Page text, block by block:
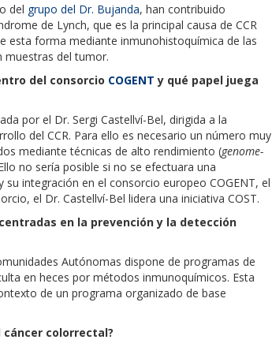
del grupo del Dr. Bujanda, han contribuido
de Lynch, que es la principal causa de CCR
esta forma mediante inmunohistoquímica de las
muestras del tumor.
del consorcio COGENT y qué papel juega
por el Dr. Sergi Castellví-Bel, dirigida a la
del CCR. Para ello es necesario un número muy
mediante técnicas de alto rendimiento (genome-
no sería posible si no se efectuara una
integración en el consorcio europeo COGENT, el
el Dr. Castellví-Bel lidera una iniciativa COST.
en la prevención y la detección
Autónomas dispone de programas de
en heces por métodos inmunoquímicos. Esta
de un programa organizado de base
colorrectal?